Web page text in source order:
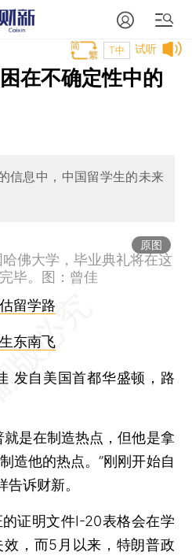
试听
T中
在不确定性中的
信息中，中国留学生的未来
原图
佛大学，毕业典礼将在这
毕。图：曾佳
留学路
东南飞
发自美国首都华盛顿，路
是在制造热点，但他是拿
造他的热点。”刚刚开始自
告诉财新。
证明文件I-20表格会在学
，而5月以来，特朗普政